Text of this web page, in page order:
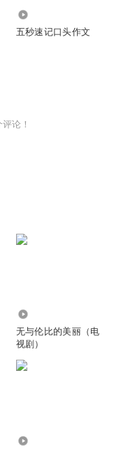
五秒速记口头作文
论！
无与伦比的美丽（电
视剧）